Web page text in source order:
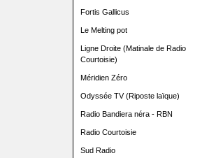
Fortis Gallicus
Le Melting pot
Ligne Droite (Matinale de Radio
Courtoisie)
Méridien Zéro
Odyssée TV (Riposte laïque)
Radio Bandiera néra - RBN
Radio Courtoisie
Sud Radio